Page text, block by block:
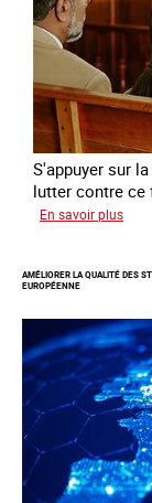
S'appuyer sur
lutter contre ce
En savoir plus
la
à
des
fins
AMÉLIORER LA QUALITÉ DES
EUROPÉENNE